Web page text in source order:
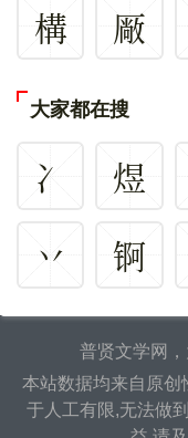
構
厰
大家都在搜
冫 煜
丷
锕
普贤文学网
本站数据均来自原创
于人工有限,无法做